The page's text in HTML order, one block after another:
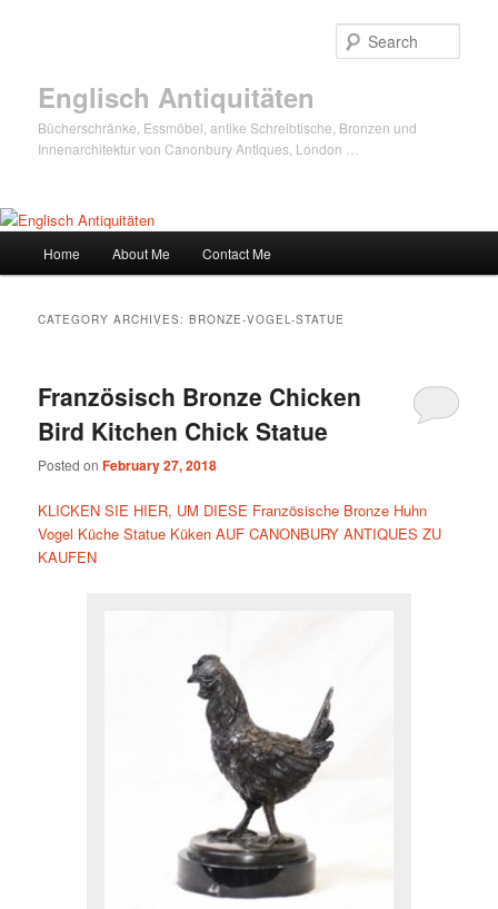
Englisch Antiquitäten
Bücherschränke, Essmöbel, antike Schreibtische, Bronzen und
Innenarchitektur von Canonbury Antiques, London …
Skip
content
Skip
content
Home About Me Contact Me
CATEGORY ARCHIVES:BRONZE-VOGEL-STATUE
Französisch Bronze Chicken
Bird Kitchen Chick Statue
Posted onFebruary 27, 2018
KLICKEN SIE HIER, UM DIESE Französische Bronze Huhn
Vogel Küche Statue Küken AUF CANONBURY ANTIQUES ZU
KAUFEN